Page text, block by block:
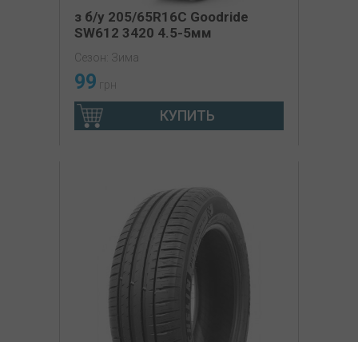
з б/у 205/65R16C Goodride
SW612 3420 4.5-5мм
Сезон: Зима
99 грн
КУПИТЬ